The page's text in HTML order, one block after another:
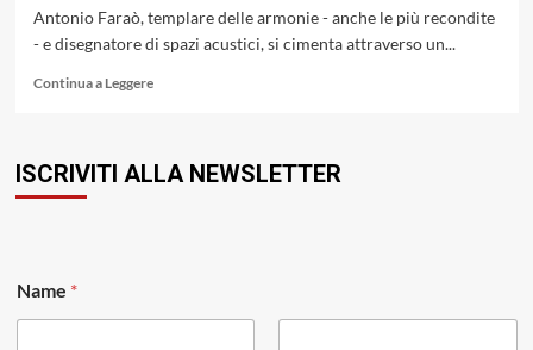
Antonio Faraò, templare delle armonie - anche le più recondite
- e disegnatore di spazi acustici, si cimenta attraverso un...
Continua a LeggereLeggi
«Kind
ISCRIVITI ALLA NEWSLETTER
m
a
Name *